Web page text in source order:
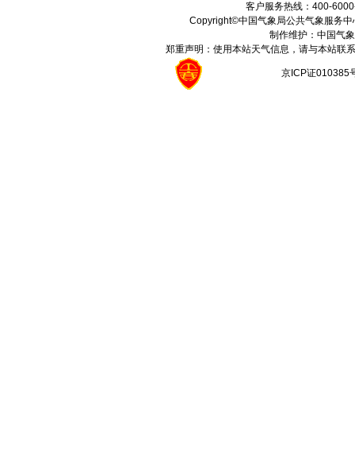
客户服务热线：400-
Copyright©中国气象局公共气象服务
制作维护：中国气
郑重声明：使用本站天气信息，请与本站联
京ICP证010385